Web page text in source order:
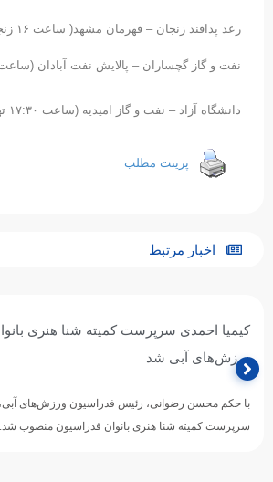
رعد پدافند زنجان – قهرمان مشهد( ساعت ۱۶ زنجان)
نفت و گاز گچساران – پالایش نفت آبادان (ساعت
دانشگاه آزاد – نفت و گاز امیدیه (ساعت ۱۷:۳۰ تهران)
پرینت مطلب
اخبار مرتبط
کیمیا احمدی سرپرست کمیته شنا هنری
ورزش‌های آبی شد
با حکم محسن رضوانی، رئیس فدراسیون ورزش‌های آبی،
سرپرست کمیته شنا هنری بانوان فدراسیون منصوب